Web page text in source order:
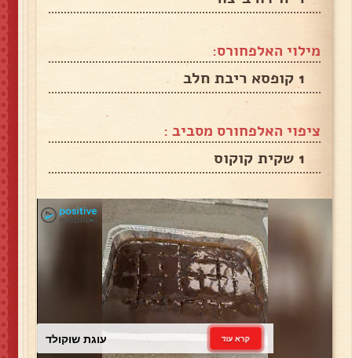
מילוי האלפחורס:
1 קופסא ריבת חלב
ציפוי האלפחורס מסביב :
1 שקית קוקוס
עוגת שוקולד קרא עוד